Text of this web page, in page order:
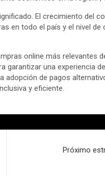
El crecimiento del
en todo el país y el nivel de
online más relevantes
garantizar una experiencia
adopción de pagos
y eficiente.
Próximo